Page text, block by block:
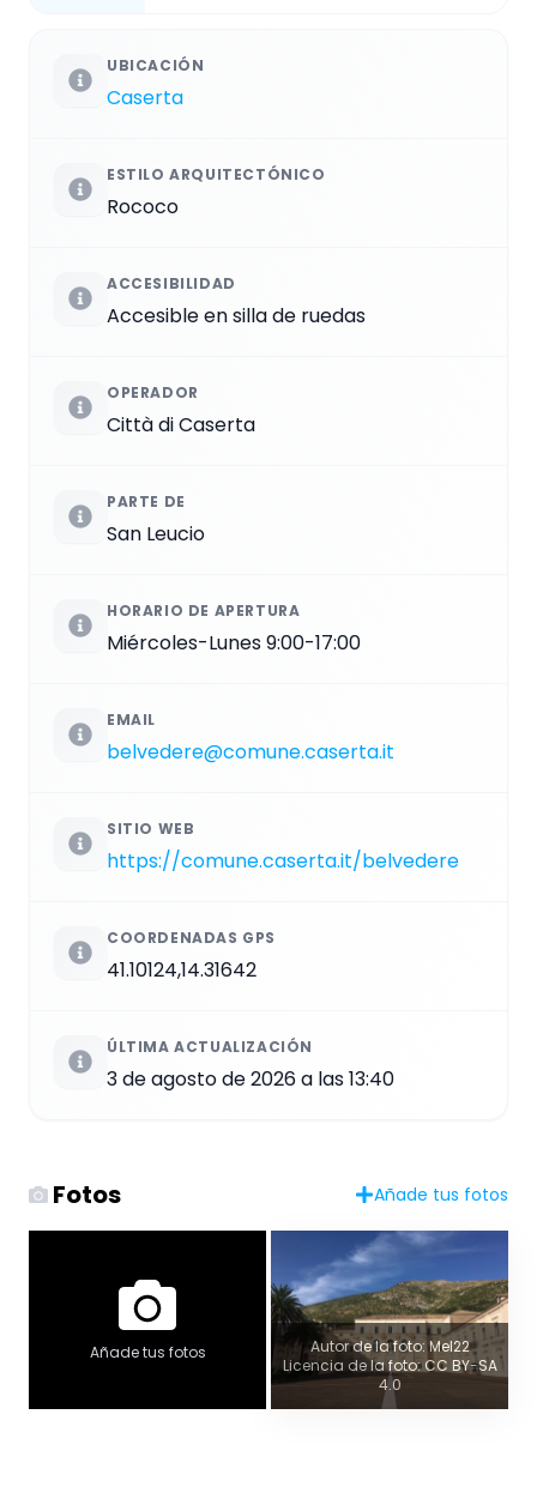
UBICACIÓN
Caserta
ESTILO ARQUITECTÓNICO
Rococo
ACCESIBILIDAD
Accesible en silla de ruedas
OPERADOR
Città di Caserta
PARTE DE
San Leucio
HORARIO DE APERTURA
Miércoles-Lunes 9:00-17:00
EMAIL
belvedere@comune.caserta.it
SITIO WEB
https://comune.caserta.it/belvedere
COORDENADAS GPS
41.10124,14.31642
ÚLTIMA ACTUALIZACIÓN
3 de agosto de 2026 a las 13:40
Fotos Añade tus fotos
Añade tus fotos
Autor de la foto: Mel22
Licencia de la foto: CC BY-SA
4.0